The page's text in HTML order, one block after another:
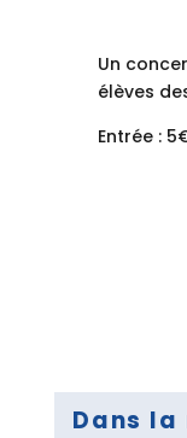
Un
élèves
Entrée :
Dans